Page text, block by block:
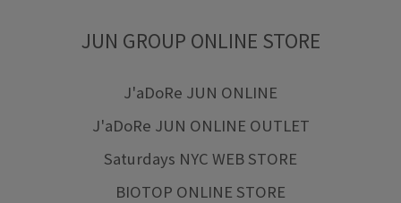
JUN GROUP ONLINE STORE
J'aDoRe JUN ONLINE
J'aDoRe JUN ONLINE OUTLET
Saturdays NYC WEB STORE
BIOTOP ONLINE STORE